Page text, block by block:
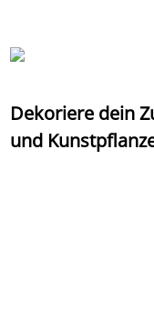
Dekoriere dein
und